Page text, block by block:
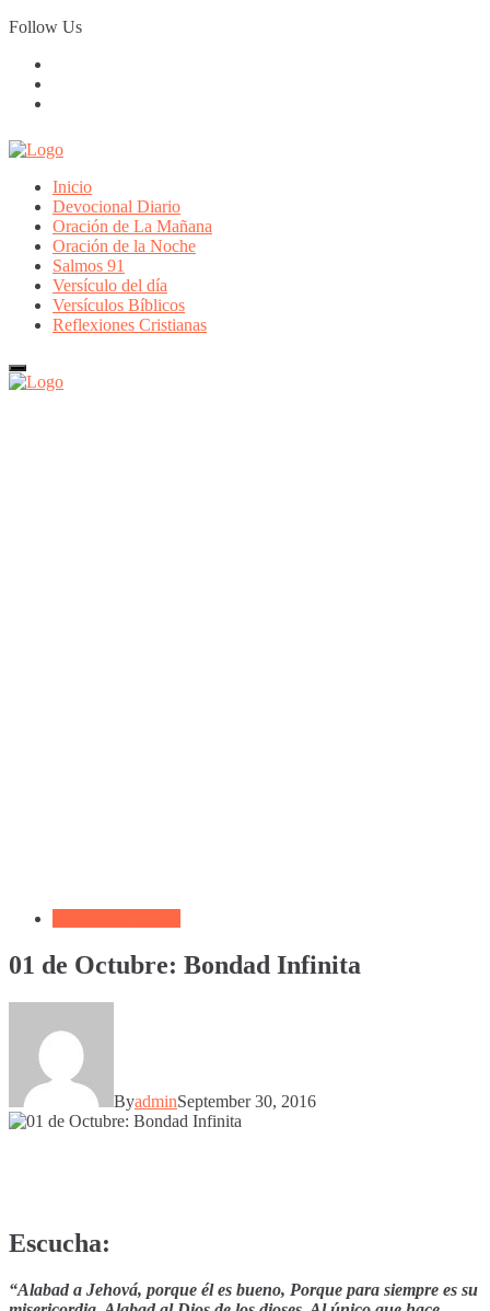
Skip
to
Follow Us
Inicio
Devocional Diario
Oración de La Mañana
Oración de la Noche
Salmos 91
Versículo del día
Versículos Bíblicos
Reflexiones Cristianas
01 de Octubre: Bondad Infinita
ByadminSeptember 30, 2016
Escucha:
“Alabad a Jehová, porque él es bueno, Porque para siempre es su